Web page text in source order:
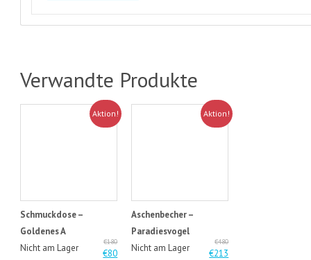
Verwandte Produkte
Aktion!
Schmuckdose –
Goldenes A
€180
€80
Nicht am Lager
Aktion!
Aschenbecher –
Paradiesvogel
€480
€213
Nicht am Lager